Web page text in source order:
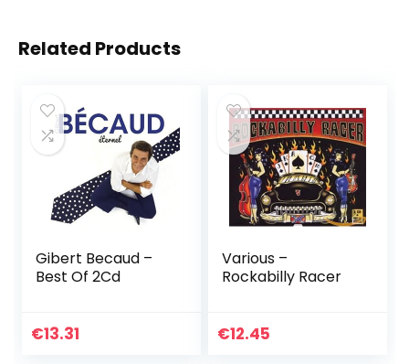
Related Products
Gibert Becaud –
Best Of 2Cd
€13.31
Various –
Rockabilly Racer
€12.45